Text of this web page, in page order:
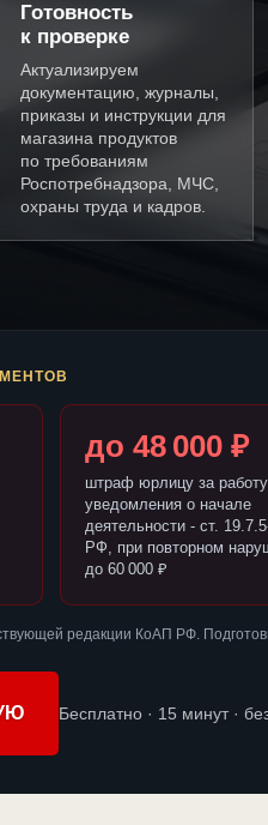
Готовность
к проверке
Актуализируем
документацию, журналы,
приказы и инструкции для
магазина продуктов
по требованиям
Роспотребнадзора, МЧС,
охраны труда и кадров.
до 48 000 ₽
штраф юрлицу за
уведомления о начале
деятельности - ст.
РФ, при повторном
до 60 000 ₽
редакции КоАП РФ.
Бесплатно · 15 минут ·